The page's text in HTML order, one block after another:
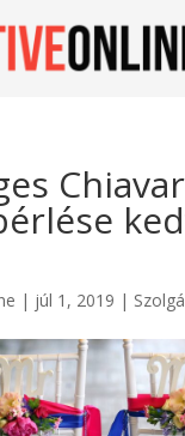
| júl 1, 2019 |